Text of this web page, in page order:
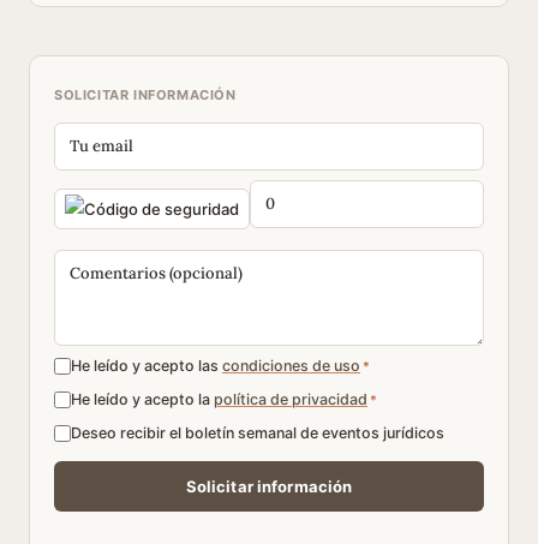
SOLICITAR INFORMACIÓN
He leído y acepto las condiciones de uso *
He leído y acepto la política de privacidad *
Deseo recibir el boletín semanal de eventos jurídicos